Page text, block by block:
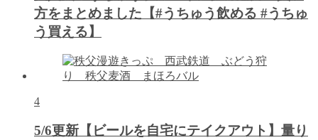
方をまとめました【#うちゅう飲める #うちゅ
う買える】
4
5/6更新【ビールを自宅にテイクアウト】量り